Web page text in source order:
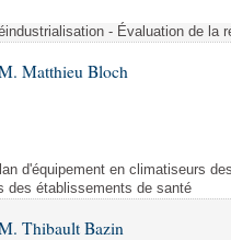
- Évaluation de la
Matthieu Bloch
d'équipement en climatiseurs
des établissements de santé
Thibault Bazin